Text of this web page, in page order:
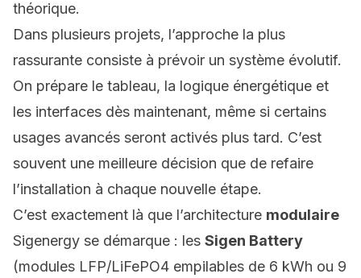
théorique.
Dans plusieurs projets, l’approche la plus
rassurante consiste à prévoir un système évolutif.
On prépare le tableau, la logique énergétique et
les interfaces dès maintenant, même si certains
usages avancés seront activés plus tard. C’est
souvent une meilleure décision que de refaire
l’installation à chaque nouvelle étape.
C’est exactement là que l’architecture modulaire
Sigenergy se démarque : les Sigen Battery
(modules LFP/LiFePO4 empilables de 6 kWh ou 9